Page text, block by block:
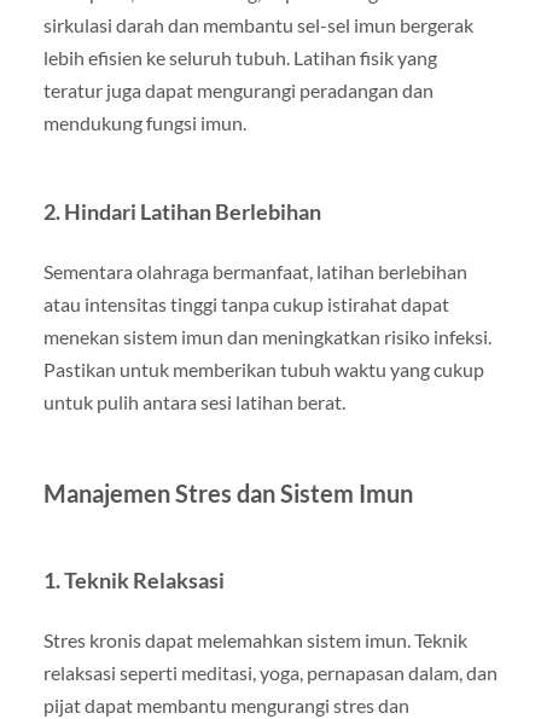
sirkulasi darah dan membantu sel-sel imun bergerak
lebih efisien ke seluruh tubuh. Latihan fisik yang
teratur juga dapat mengurangi peradangan dan
mendukung fungsi imun.
2. Hindari Latihan Berlebihan
Sementara olahraga bermanfaat, latihan berlebihan
atau intensitas tinggi tanpa cukup istirahat dapat
menekan sistem imun dan meningkatkan risiko infeksi.
Pastikan untuk memberikan tubuh waktu yang cukup
untuk pulih antara sesi latihan berat.
Manajemen Stres dan Sistem Imun
1. Teknik Relaksasi
Stres kronis dapat melemahkan sistem imun. Teknik
relaksasi seperti meditasi, yoga, pernapasan dalam, dan
pijat dapat membantu mengurangi stres dan